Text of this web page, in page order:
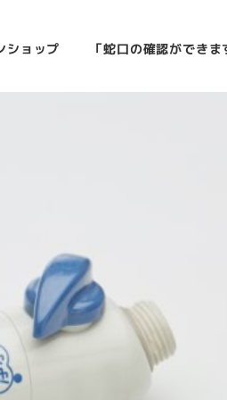
ショップ 「蛇口の確認ができま